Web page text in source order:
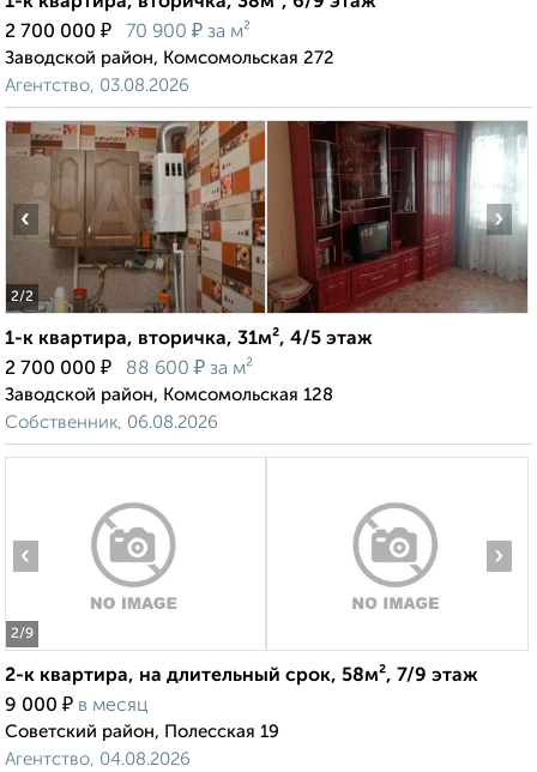
2 700 000 ₽ 70 900 ₽ за м²
Заводской район, Комсомольская 272
Агентство, 03.08.2026
2/2
‹ ›
1-к квартира, вторичка, 31м², 4/5 этаж
2 700 000 ₽ 88 600 ₽ за м²
Заводской район, Комсомольская 128
Собственник, 06.08.2026
2/9
‹ ›
2-к квартира, на длительный срок, 58м², 7/9 этаж
9 000 ₽ в месяц
Советский район, Полесская 19
Агентство, 04.08.2026